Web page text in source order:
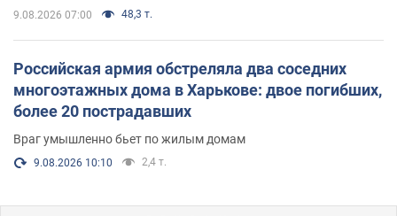
9.08.2026 07:00 48,3 т.
Российская армия обстреляла два соседних
многоэтажных дома в Харькове: двое погибших,
более 20 пострадавших
Враг умышленно бьет по жилым домам
9.08.2026 10:10 2,4 т.